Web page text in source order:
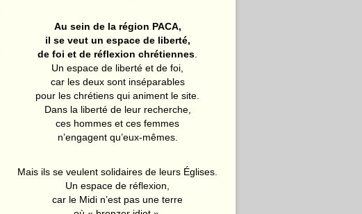
Au sein de la région PACA,
il se veut un espace de liberté,
de foi et de réflexion chrétiennes
Un espace de liberté et de foi,
car les deux sont inséparables
pour les chrétiens qui animent le site.
Dans la liberté de leur recherche,
ces hommes et ces femmes
n’engagent qu’eux-mêmes.
Mais ils se veulent solidaires de leurs Églises.
Un espace de réflexion,
car le Midi n’est pas une terre